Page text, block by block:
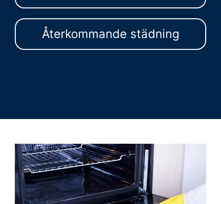
Återkommande städning